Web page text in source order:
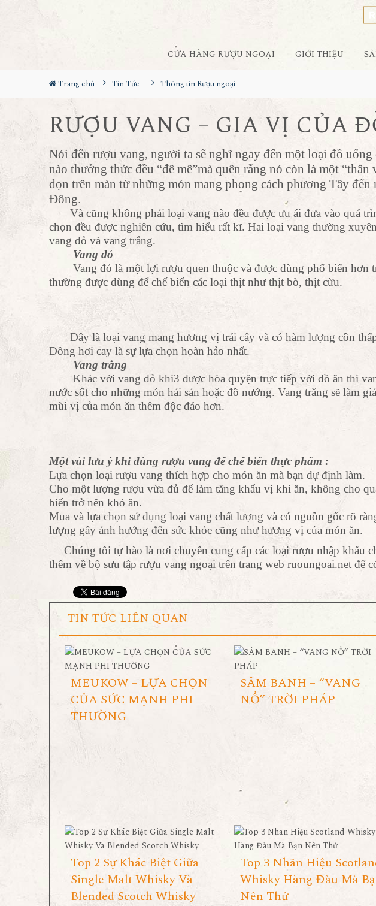
CỬA HÀNG RƯỢU NGOẠI GIỚI THIỆU
Trang chủ Tin Tức Thông tin Rượu ngoại
RƯỢU VANG – GIA VỊ CỦA
Nói đến rượu vang, người ta sẽ nghĩ ngay đến một loại đồ
nào thưởng thức đều “đê mê”mà quên rằng nó còn là một
dọn trên màn từ những món mang phong cách phương Tây
Đông.
Và cũng không phải loại vang nào đều được ưu ái đưa vào quá
chọn đều được nghiên cứu, tìm hiểu rất kĩ. Hai loại vang thường
vang đỏ và vang trắng.
Vang đỏ
Vang đỏ là một lợi rượu quen thuộc và được dùng phổ biến hơn
thường được dùng để chế biến các loại thịt như thịt bò, thịt cừu.
Đây là loại vang mang hương vị trái cây và có hàm lượng cồn
Đông hơi cay là sự lựa chọn hoàn hảo nhất.
Vang trắng
Khác với vang đỏ khi3 được hòa quyện trực tiếp với đồ ăn thì
nước sốt cho những món hải sản hoặc đồ nướng. Vang trắng sẽ làm
mùi vị của món ăn thêm độc đáo hơn.
Một vài lưu ý khi dùng rượu vang để chế biến thực phẩm :
Lựa chọn loại rượu vang thích hợp cho món ăn mà bạn dự định làm.
Cho một lượng rượu vừa đủ để làm tăng khẩu vị khi ăn, không cho
biến trở nên khó ăn.
Mua và lựa chọn sử dụng loại vang chất lượng và có nguồn gốc rõ
lượng gây ảnh hưởng đến sức khỏe cũng như hương vị của món ăn.
Chúng tôi tự hào là nơi chuyên cung cấp các loại rượu nhập khẩu
thêm về bộ sưu tập rượu vang ngoại trên trang web ruoungoai.net để
TIN TỨC LIÊN QUAN
MEUKOW – LỰA CHỌN
CỦA SỨC MẠNH PHI
THƯỜNG
SÂM BANH – “VANG
NỔ” TRỜI PHÁP
Top 2 Sự Khác Biệt Giữa
Single Malt Whisky Và
Blended Scotch Whisky
Top 3 Nhãn Hiệu
Whisky Hàng Đàu Mà
Nên Thử